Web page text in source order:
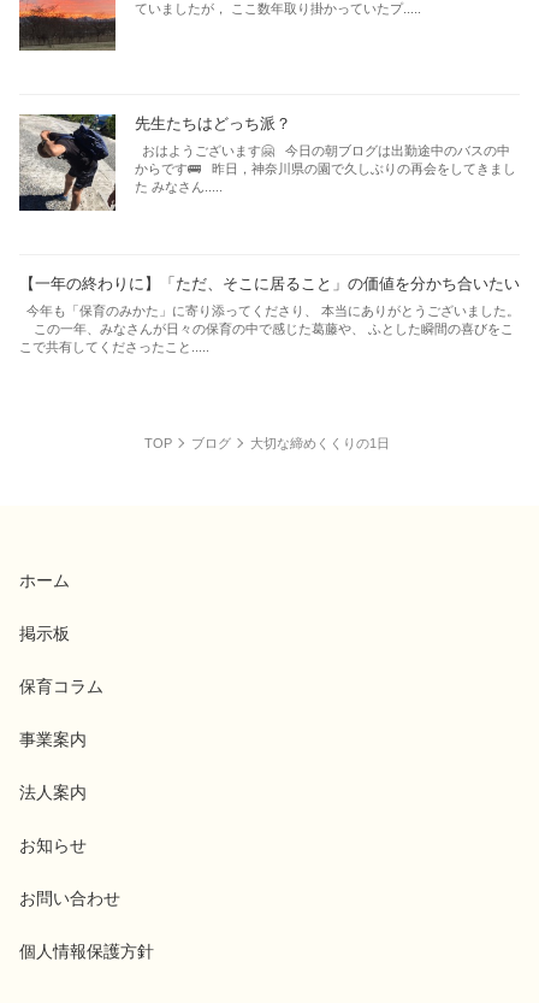
ていましたが， ここ数年取り掛かっていたプ.....
先生たちはどっち派？
おはようございます🤗 今日の朝ブログは出勤途中のバスの中
からです🚌 昨日，神奈川県の園で久しぶりの再会をしてきまし
た みなさん.....
【一年の終わりに】「ただ、そこに居ること」の価値を分かち合いたい
今年も「保育のみかた」に寄り添ってくださり、 本当にありがとうございました。
この一年、みなさんが日々の保育の中で感じた葛藤や、 ふとした瞬間の喜びをこ
こで共有してくださったこと.....
TOP ブログ 大切な締めくくりの1日
ホーム
掲示板
保育コラム
事業案内
法人案内
お知らせ
お問い合わせ
個人情報保護方針